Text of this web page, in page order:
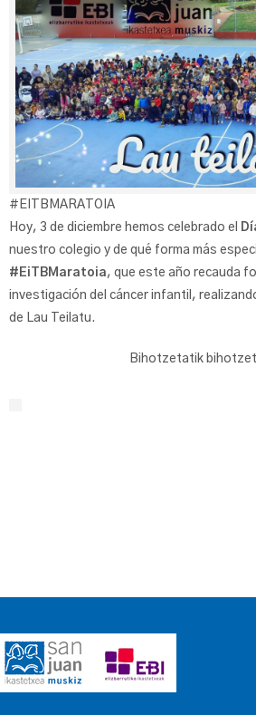
#EITBMARATOIA
Hoy, 3 de diciembre hemos celebrado el
nuestro colegio y de qué forma más
#EiTBMaratoia, que este año recauda
investigación del cáncer infantil,
de Lau Teilatu.
Bihotzetatik